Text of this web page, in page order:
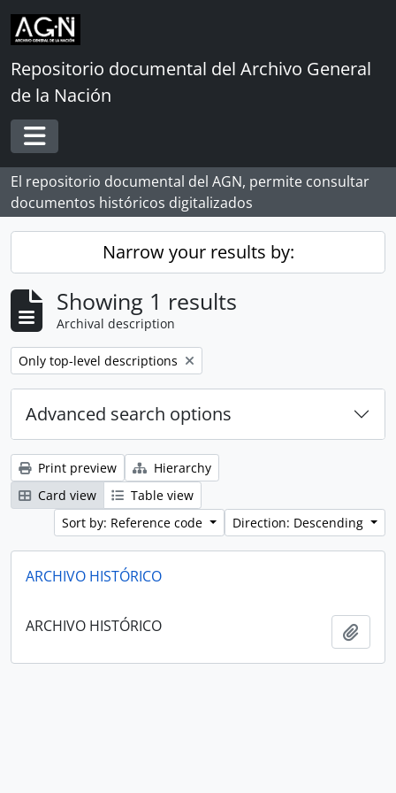
Skip to main content
Repositorio documental del Archivo General
de la Nación
Toggle navigation
El repositorio documental del AGN, permite consultar
documentos históricos digitalizados
Narrow your results by:
Showing 1 results
Archival description
Remove filter:
Only top-level descriptions
Advanced search options
Print preview
Hierarchy
Card view
Table view
Sort by: Reference code
Direction: Descending
ARCHIVO HISTÓRICO
ARCHIVO HISTÓRICO